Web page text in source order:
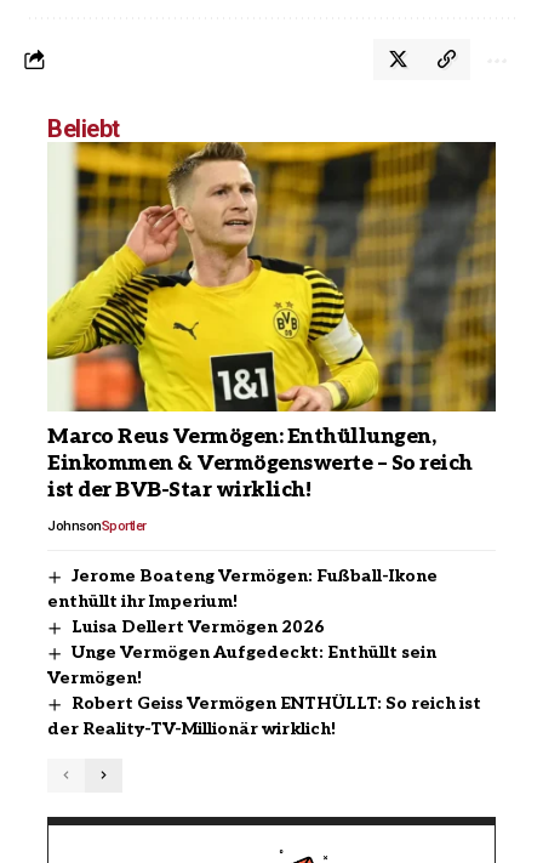
Beliebt
Marco Reus Vermögen: Enthüllungen,
Einkommen & Vermögenswerte – So reich
ist der BVB-Star wirklich!
JohnsonSportler
Jerome Boateng Vermögen: Fußball-Ikone
enthüllt ihr Imperium!
Luisa Dellert Vermögen 2026
Unge Vermögen Aufgedeckt: Enthüllt sein
Vermögen!
Robert Geiss Vermögen ENTHÜLLT: So reich ist
der Reality-TV-Millionär wirklich!